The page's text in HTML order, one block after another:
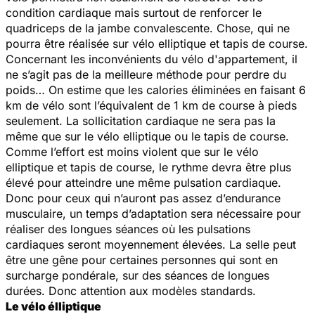
condition cardiaque mais surtout de renforcer le
quadriceps de la jambe convalescente. Chose, qui ne
pourra être réalisée sur vélo elliptique et tapis de course.
Concernant les inconvénients du vélo d'appartement, il
ne s’agit pas de la meilleure méthode pour perdre du
poids… On estime que les calories éliminées en faisant 6
km de vélo sont l’équivalent de 1 km de course à pieds
seulement. La sollicitation cardiaque ne sera pas la
même que sur le vélo elliptique ou le tapis de course.
Comme l’effort est moins violent que sur le vélo
elliptique et tapis de course, le rythme devra être plus
élevé pour atteindre une même pulsation cardiaque.
Donc pour ceux qui n’auront pas assez d’endurance
musculaire, un temps d’adaptation sera nécessaire pour
réaliser des longues séances où les pulsations
cardiaques seront moyennement élevées. La selle peut
être une gêne pour certaines personnes qui sont en
surcharge pondérale, sur des séances de longues
durées. Donc attention aux modèles standards.
Le vélo élliptique